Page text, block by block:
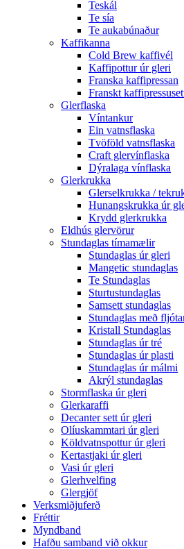
Teskál
Te sía
Te aukabúnaður
Kaffikanna
Cold Brew kaffivél
Kaffipottur úr gleri
Franska kaffipressan
Franskt
Glerflaska
Víntankur
Ein vatnsflaska
Tvöföld vatnsflaska
Craft glervínflaska
Dýralaga vínflaska
Glerkrukka
Glerselkrukka /
Hunangskrukka úr
Krydd glerkrukka
Eldhús glervörur
Stundaglas tímamælir
Stundaglas úr gleri
Mangetic stundaglas
Te Stundaglas
Sturtustundaglas
Samsett stundaglas
Stundaglas með
Kristall Stundaglas
Stundaglas úr tré
Stundaglas úr plasti
Stundaglas úr málmi
Akrýl stundaglas
Stormflaska úr gleri
Glerkaraffi
Decanter sett úr gleri
Olíuskammtari úr gleri
Köldvatnspottur úr gleri
Kertastjaki úr gleri
Vasi úr gleri
Glerhvelfing
Glergjöf
Verksmiðjuferð
Fréttir
Myndband
Hafðu samband við okkur